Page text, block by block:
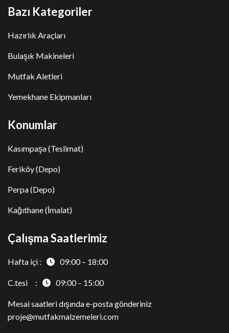
Bazı Kategoriler
Hazırlık Araçları
Bulaşık Makineleri
Mutfak Aletleri
Yemekhane Ekipmanları
Konumlar
Kasımpaşa (Teslimat)
Feriköy (Depo)
Perpa (Depo)
Kağıthane (İmalat)
Çalışma Saatlerimiz
Hafta içi : 09:00 – 18:00
C.tesi : 09:00 – 15:00
Mesai saatleri dışında e-posta gönderiniz
proje@mutfakmalzemeleri.com